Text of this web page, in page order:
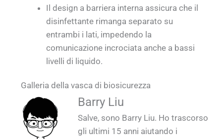
Il design a barriera interna assicura che il
disinfettante rimanga separato su
entrambi i lati, impedendo la
comunicazione incrociata anche a bassi
livelli di liquido.
Galleria della vasca di biosicurezza
disinfectant port_1
avvolgente senza ulteriori cavi esposti _1
controllo lucido_1
stabilimento 6_1
stabilimento 5_1
parete SS con vetro di visione_1
stabilimento 2_1
stabilimento 1_1
Coperchio superiore sigillato_1
Barry Liu
Salve, sono Barry Liu. Ho trascorso
gli ultimi 15 anni aiutando i